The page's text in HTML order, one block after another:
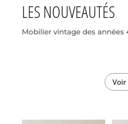
LES NOUVEAUTÉS
Mobilier vintage des années